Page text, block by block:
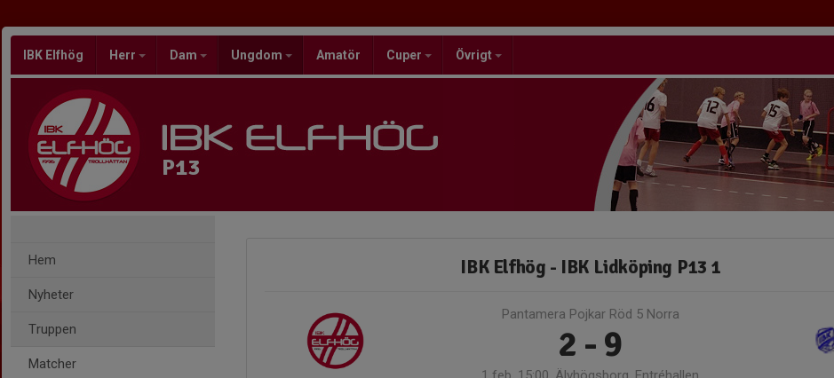
IBK Elfhög Herr Dam Ungdom Amatör Cuper Övrigt
P13
Hem
Nyheter
Truppen
Matcher
IBK Elfhög - IBK Lidköping P13 1
Pantamera Pojkar Röd 5 Norra
2 - 9